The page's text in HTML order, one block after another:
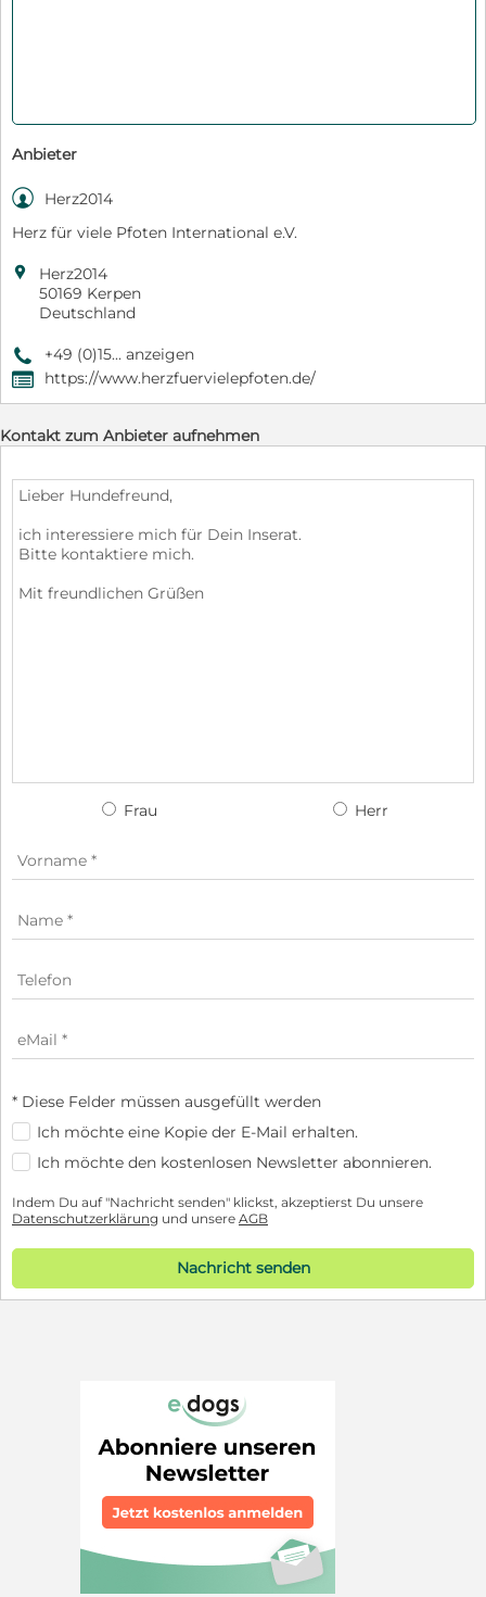
Anbieter

Herz2014
Herz für viele Pfoten International e.V.

Herz2014
50169 Kerpen
Deutschland
9 +49 (0)15... anzeigen
, https://www.herzfuervielepfoten.de/
Kontakt zum Anbieter aufnehmen
Frau Herr
* Diese Felder müssen ausgefüllt werden
Ich möchte eine Kopie der E-Mail erhalten.
Ich möchte den kostenlosen Newsletter abonnieren.
Indem Du auf "Nachricht senden" klickst, akzeptierst Du unsere
Datenschutzerklärung und unsere AGB
Nachricht senden